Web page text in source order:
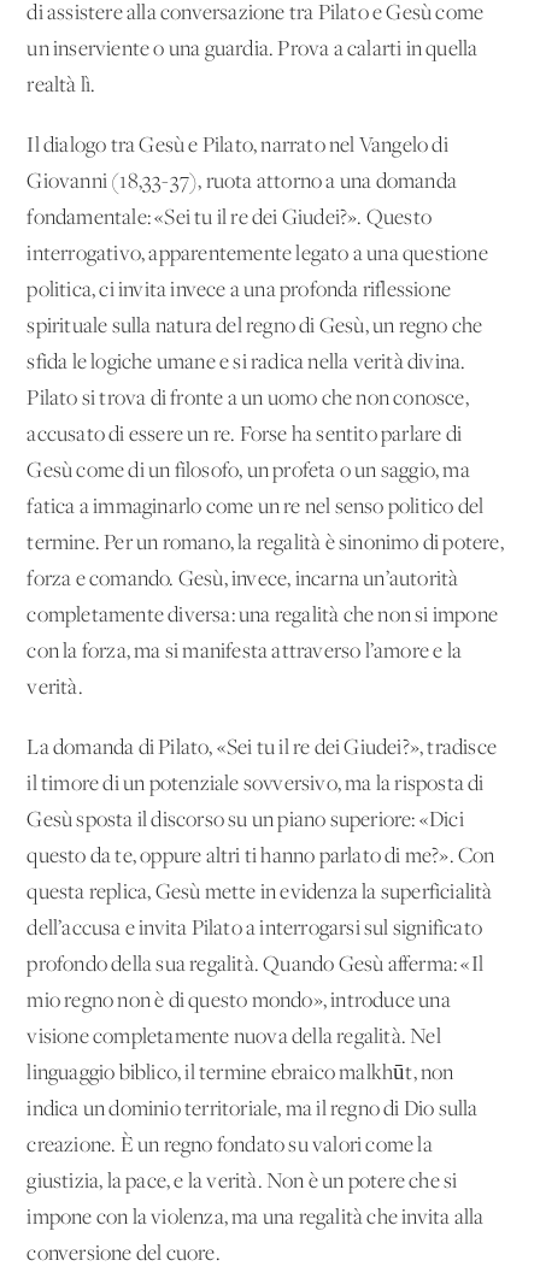
di assistere alla conversazione tra Pilato e Gesù come
un inserviente o una guardia. Prova a calarti in quella
realtà lì.
Il dialogo tra Gesù e Pilato, narrato nel Vangelo di
Giovanni (18,33-37), ruota attorno a una domanda
fondamentale: «Sei tu il re dei Giudei?». Questo
interrogativo, apparentemente legato a una questione
politica, ci invita invece a una profonda riflessione
spirituale sulla natura del regno di Gesù, un regno che
sfida le logiche umane e si radica nella verità divina.
Pilato si trova di fronte a un uomo che non conosce,
accusato di essere un re. Forse ha sentito parlare di
Gesù come di un filosofo, un profeta o un saggio, ma
fatica a immaginarlo come un re nel senso politico del
termine. Per un romano, la regalità è sinonimo di potere,
forza e comando. Gesù, invece, incarna un’autorità
completamente diversa: una regalità che non si impone
con la forza, ma si manifesta attraverso l’amore e la
verità.
La domanda di Pilato, «Sei tu il re dei Giudei?», tradisce
il timore di un potenziale sovversivo, ma la risposta di
Gesù sposta il discorso su un piano superiore: «Dici
questo da te, oppure altri ti hanno parlato di me?». Con
questa replica, Gesù mette in evidenza la superficialità
dell’accusa e invita Pilato a interrogarsi sul significato
profondo della sua regalità. Quando Gesù afferma: «Il
mio regno non è di questo mondo», introduce una
visione completamente nuova della regalità. Nel
linguaggio biblico, il termine ebraico malkhūt, non
indica un dominio territoriale, ma il regno di Dio sulla
creazione. È un regno fondato su valori come la
giustizia, la pace, e la verità. Non è un potere che si
impone con la violenza, ma una regalità che invita alla
conversione del cuore.